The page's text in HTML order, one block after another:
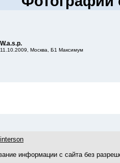
W.a.s.p.
11.10.2009, Москва, Б1 Максимум
информации с сайта без